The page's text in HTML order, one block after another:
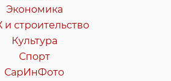
Экономика
строительство
Культура
Спорт
СарИнФото